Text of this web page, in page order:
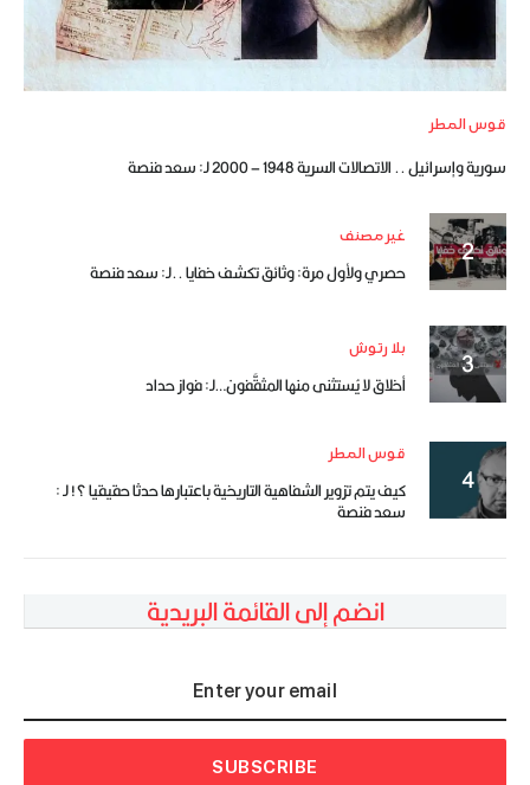
قوس المطر
سورية وإسرائيل .. الاتصالات السرية 1948 – 2000 لـ: سعد فنصة
غير مصنف
حصري ولأول مرة: وثائق تكشف خفايا ..لـ: سعد فنصة
بلا رتوش
أخلاق لا يُستثنى منها المثقَّفون…لـ: فواز حداد
قوس المطر
كيف يتم تزوير الشفاهية التاريخية باعتبارها حدثا حقيقيا ؟! لـ :
سعد فنصة
انضم إلى القائمة البريدية
SUBSCRIBE